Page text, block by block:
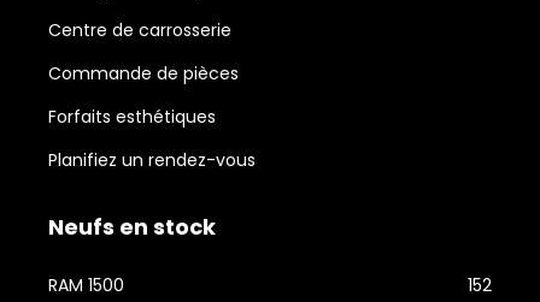
Centre de carrosserie
Commande de pièces
Forfaits esthétiques
Planifiez un rendez-vous
Neufs en stock
RAM 1500
152